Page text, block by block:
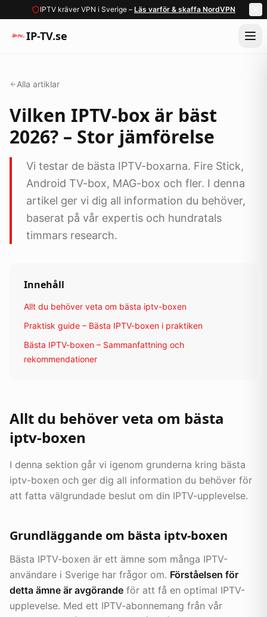
IPTV kräver VPN i Sverige – Läs varför & skaffa NordVPN
IP-TV.se
Alla artiklar
Vilken IPTV-box är bäst
2026? – Stor jämförelse
Vi testar de bästa IPTV-boxarna. Fire Stick,
Android TV-box, MAG-box och fler. I denna
artikel ger vi dig all information du behöver,
baserat på vår expertis och hundratals
timmars research.
Innehåll
Allt du behöver veta om bästa iptv-boxen
Praktisk guide – Bästa IPTV-boxen i praktiken
Bästa IPTV-boxen – Sammanfattning och
rekommendationer
Allt du behöver veta om bästa
iptv-boxen
I denna sektion går vi igenom grunderna kring bästa
iptv-boxen och ger dig all information du behöver för
att fatta välgrundade beslut om din IPTV-upplevelse.
Grundläggande om bästa iptv-boxen
Bästa IPTV-boxen är ett ämne som många IPTV-
användare i Sverige har frågor om. Förståelsen för
detta ämne är avgörande för att få en optimal IPTV-
upplevelse. Med ett IPTV-abonnemang från vår